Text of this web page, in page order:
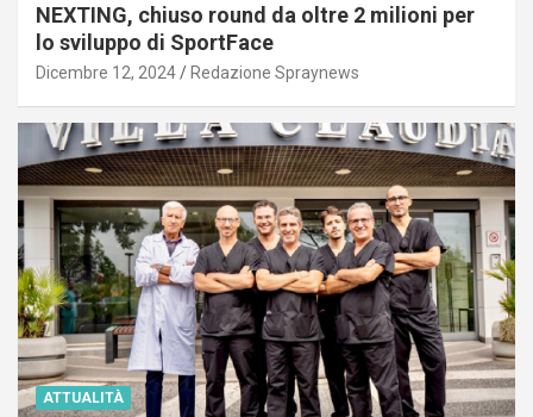
NEXTING, chiuso round da oltre 2 milioni per
lo sviluppo di SportFace
Dicembre 12, 2024 Redazione Spraynews
ATTUALITÀ